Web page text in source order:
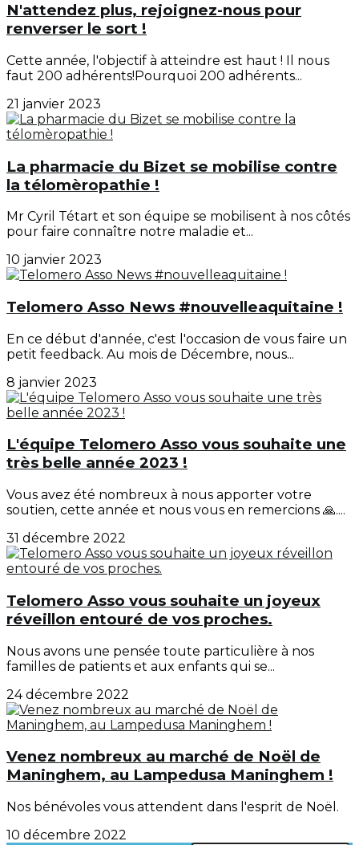
N'attendez plus, rejoignez-nous pour
renverser le sort !
Cette année, l'objectif à atteindre est haut ! Il nous
faut 200 adhérents!Pourquoi 200 adhérents...
21 janvier 2023
La pharmacie du Bizet se mobilise contre
la télomèropathie !
Mr Cyril Tétart et son équipe se mobilisent à nos côtés
pour faire connaître notre maladie et...
10 janvier 2023
Telomero Asso News #nouvelleaquitaine !
En ce début d'année, c'est l'occasion de vous faire un
petit feedback. Au mois de Décembre, nous...
8 janvier 2023
L'équipe Telomero Asso vous souhaite une
très belle année 2023 !
Vous avez été nombreux à nous apporter votre
soutien, cette année et nous vous en remercions 🙏....
31 décembre 2022
Telomero Asso vous souhaite un joyeux
réveillon entouré de vos proches.
Nous avons une pensée toute particulière à nos
familles de patients et aux enfants qui se...
24 décembre 2022
Venez nombreux au marché de Noël de
Maninghem, au Lampedusa Maninghem !
Nos bénévoles vous attendent dans l'esprit de Noël.
10 décembre 2022